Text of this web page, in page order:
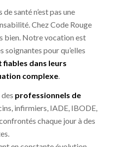
santé n’est pas une
Chez Code Rouge
bien. Notre vocation est
soignantes pour qu’elles
fiables dans leurs
complexe.
professionnels de
infirmiers, IADE, IBODE,
chaque jour à des